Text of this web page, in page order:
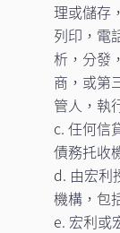
理或儲存
列印，電
析，分發
商，或第
管人，執
c. 任何信
債務托收
d. 由宏利
機構，包
e. 宏利或